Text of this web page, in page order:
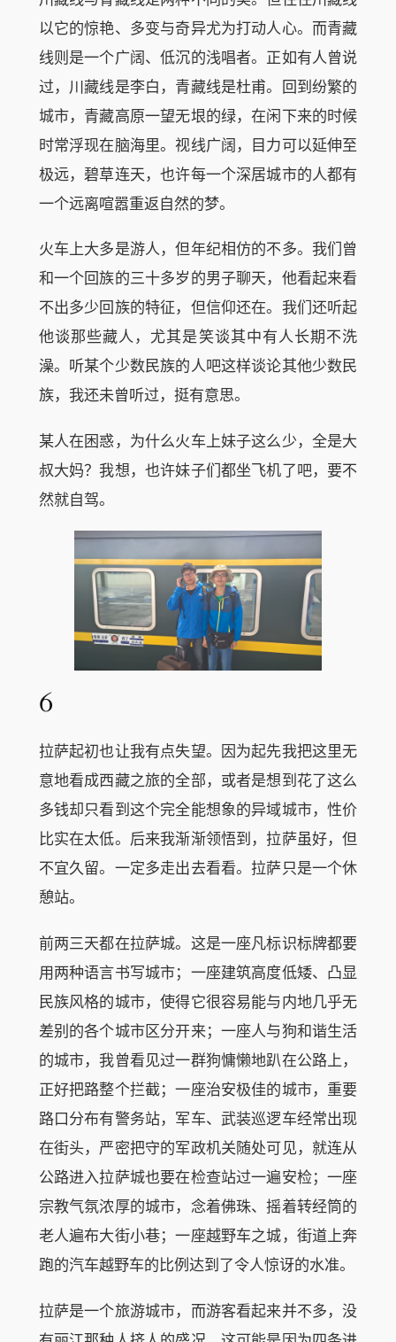
以它的惊艳、多变与奇异尤为打动人心。而青藏
线则是一个广阔、低沉的浅唱者。正如有人曾说
过，川藏线是李白，青藏线是杜甫。回到纷繁的
城市，青藏高原一望无垠的绿，在闲下来的时候
时常浮现在脑海里。视线广阔，目力可以延伸至
极远，碧草连天，也许每一个深居城市的人都有
一个远离喧嚣重返自然的梦。
火车上大多是游人，但年纪相仿的不多。我们曾
和一个回族的三十多岁的男子聊天，他看起来看
不出多少回族的特征，但信仰还在。我们还听起
他谈那些藏人，尤其是笑谈其中有人长期不洗
澡。听某个少数民族的人吧这样谈论其他少数民
族，我还未曾听过，挺有意思。
某人在困惑，为什么火车上妹子这么少，全是大
叔大妈？我想，也许妹子们都坐飞机了吧，要不
然就自驾。
6
拉萨起初也让我有点失望。因为起先我把这里无
意地看成西藏之旅的全部，或者是想到花了这么
多钱却只看到这个完全能想象的异域城市，性价
比实在太低。后来我渐渐领悟到，拉萨虽好，但
不宜久留。一定多走出去看看。拉萨只是一个休
憩站。
前两三天都在拉萨城。这是一座凡标识标牌都要
用两种语言书写城市；一座建筑高度低矮、凸显
民族风格的城市，使得它很容易能与内地几乎无
差别的各个城市区分开来；一座人与狗和谐生活
的城市，我曾看见过一群狗慵懒地趴在公路上，
正好把路整个拦截；一座治安极佳的城市，重要
路口分布有警务站，军车、武装巡逻车经常出现
在街头，严密把守的军政机关随处可见，就连从
公路进入拉萨城也要在检查站过一遍安检；一座
宗教气氛浓厚的城市，念着佛珠、摇着转经筒的
老人遍布大街小巷；一座越野车之城，街道上奔
跑的汽车越野车的比例达到了令人惊讶的水准。
拉萨是一个旅游城市，而游客看起来并不多，没